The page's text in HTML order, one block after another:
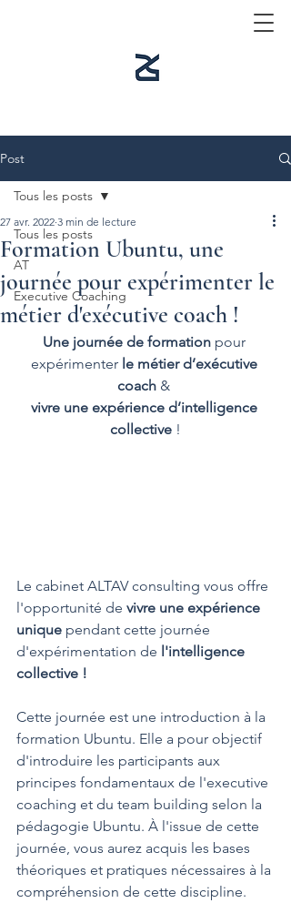
Post
Tous les posts
AT
Executive Coaching
Tous les posts
Formation Ubuntu, une
journée pour expérimenter le
métier d'exécutive coach !
27 avr. 2022 3 min de lecture
Une journée de formation pour
expérimenter le métier d’exécutive
coach &
vivre une expérience d’intelligence
collective !
Le cabinet ALTAV consulting vous offre
l'opportunité de vivre une expérience
unique pendant cette journée
d'expérimentation de l'intelligence
collective !
Cette journée est une introduction à la
formation Ubuntu. Elle a pour objectif
d'introduire les participants aux
principes fondamentaux de l'executive
coaching et du team building selon la
pédagogie Ubuntu. À l'issue de cette
journée, vous aurez acquis les bases
théoriques et pratiques nécessaires à la
compréhension de cette discipline.